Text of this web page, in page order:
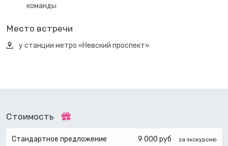
команды
Место встречи
у станции метро «Невский проспект»
Стоимость
Стандартное предложение 9 000 руб за экскурсию